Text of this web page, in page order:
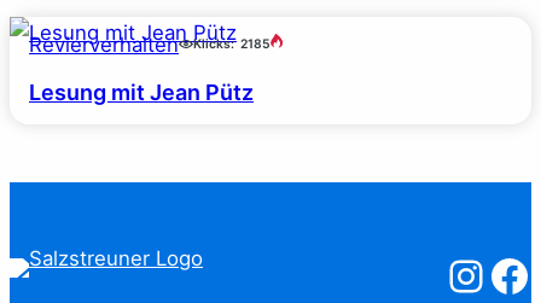
Revierverhalten Klicks: 2185
Lesung mit Jean Pütz